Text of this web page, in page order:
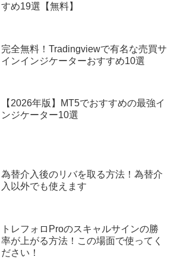
すめ19選【無料】
完全無料！Tradingviewで有名な売買サ
インインジケーターおすすめ10選
【2026年版】MT5でおすすめの最強イ
ンジケーター10選
為替介入後のリバを取る方法！為替介
入以外でも使えます
トレフォロProのスキャルサインの勝
率が上がる方法！この場面で使ってく
ださい！